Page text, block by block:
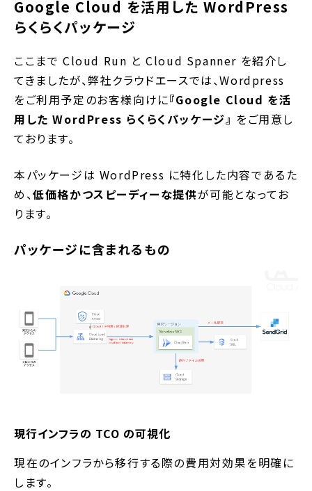
Google Cloud を活用した WordPress
らくらくパッケージ
ここまで Cloud Run と Cloud Spanner を紹介し
てきましたが、弊社クラウドエースでは、Wordpress
をご利用予定のお客様向けに『Google Cloud を活
用した WordPress らくらくパッケージ』 をご用意し
ております。
本パッケージは WordPress に特化した内容であるた
め、低価格かつスピーディーな提供が可能となってお
ります。
パッケージに含まれるもの
現行インフラの TCO の可視化
現在のインフラから移行する際の費用対効果を明確に
します。